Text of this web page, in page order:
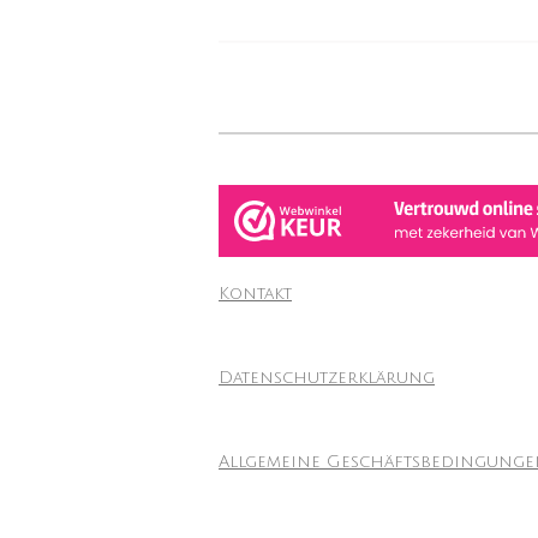
Kontakt
Datenschutzerklärung
Allgemeine